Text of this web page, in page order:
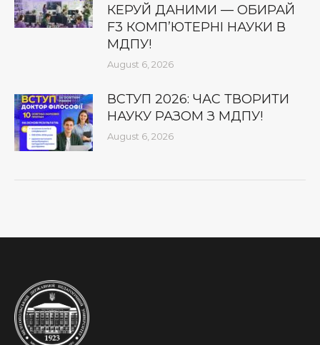
КЕРУЙ ДАНИМИ — ОБИРАЙ
F3 КОМП’ЮТЕРНІ НАУКИ В
МДПУ!
August 6, 2026
ВСТУП 2026: ЧАС ТВОРИТИ
НАУКУ РАЗОМ З МДПУ!
August 6, 2026